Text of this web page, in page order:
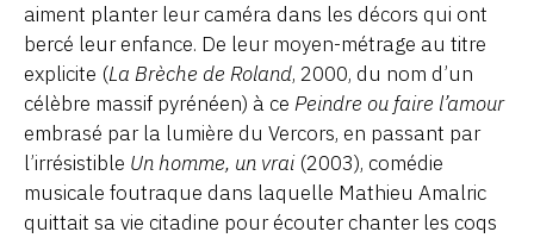
aiment planter leur caméra dans les décors qui ont
bercé leur enfance. De leur moyen-métrage au titre
explicite (La Brèche de Roland, 2000, du nom d’un
célèbre massif pyrénéen) à ce Peindre ou faire l’amour
embrasé par la lumière du Vercors, en passant par
l’irrésistible Un homme, un vrai(2003), comédie
musicale foutraque dans laquelle Mathieu Amalric
quittait sa vie citadine pour écouter chanter les coqs